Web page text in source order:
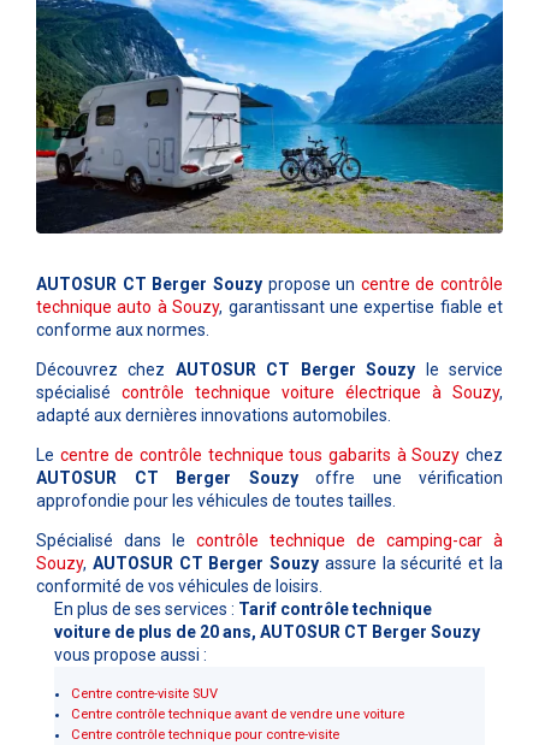
AUTOSUR CT Berger Souzypropose un centre de contrôle
technique auto à Souzy, garantissant une expertise fiable et
conforme aux normes.
Découvrez chez AUTOSUR CT Berger Souzy le service
spécialisé contrôle technique voiture électrique à Souzy,
adapté aux dernières innovations automobiles.
Le centre de contrôle technique tous gabarits à Souzy chez
AUTOSUR CT Berger Souzyoffre une vérification
approfondie pour les véhicules de toutes tailles.
Spécialisé dans le contrôle technique de camping-car à
Souzy, AUTOSUR CT Berger Souzy assure la sécurité et la
conformité de vos véhicules de loisirs.
En plus de ses services : Tarif contrôle technique
voiture de plus de 20 ans, AUTOSUR CT Berger Souzy
vous propose aussi :
Centre contre-visite SUV
Centre contrôle technique avant de vendre une voiture
Centre contrôle technique pour contre-visite